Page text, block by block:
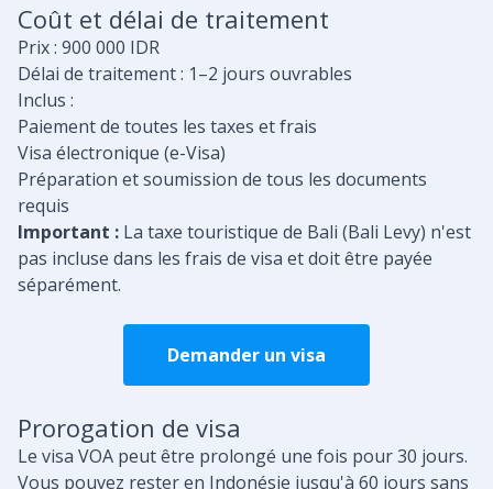
Coût et délai de traitement
Prix : 900 000 IDR
Délai de traitement : 1–2 jours ouvrables
Inclus :
Paiement de toutes les taxes et frais
Visa électronique (e-Visa)
Préparation et soumission de tous les documents
requis
Important : La taxe touristique de Bali (Bali Levy) n'est
pas incluse dans les frais de visa et doit être payée
séparément.
Demander un visa
Prorogation de visa
Le visa VOA peut être prolongé une fois pour 30 jours.
Vous pouvez rester en Indonésie jusqu'à 60 jours sans